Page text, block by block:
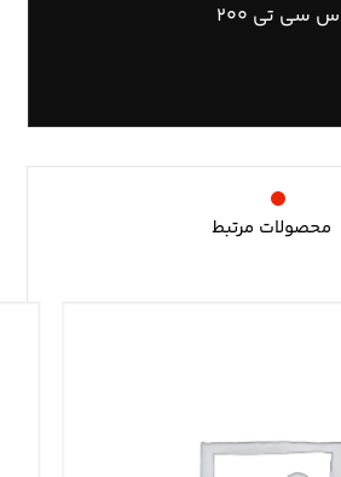
سی تی ۲۰۰
محصولات مرتبط